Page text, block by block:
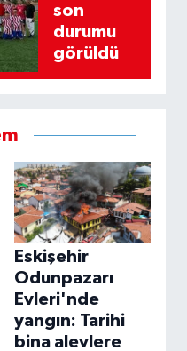
son
durumu
görüldü
Eskişehir
Odunpazarı
Evleri'nde
yangın: Tarihi
bina alevlere